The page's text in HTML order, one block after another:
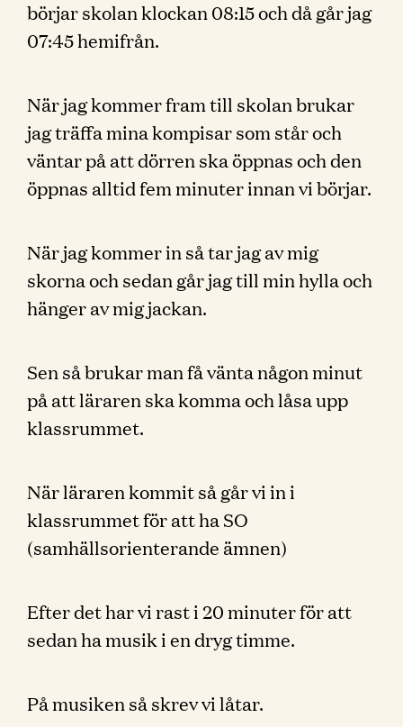
börjar skolan klockan 08:15 och då går jag
07:45 hemifrån.
När jag kommer fram till skolan brukar
jag träffa mina kompisar som står och
väntar på att dörren ska öppnas och den
öppnas alltid fem minuter innan vi börjar.
När jag kommer in så tar jag av mig
skorna och sedan går jag till min hylla och
hänger av mig jackan.
Sen så brukar man få vänta någon minut
på att läraren ska komma och låsa upp
klassrummet.
När läraren kommit så går vi in i
klassrummet för att ha SO
(samhällsorienterande ämnen)
Efter det har vi rast i 20 minuter för att
sedan ha musik i en dryg timme.
På musiken så skrev vi låtar.